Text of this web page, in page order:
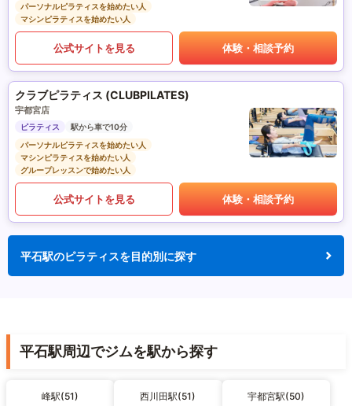
パーソナルピラティスを始めたい人
マシンピラティスを始めたい人
公式サイトを見る 体験・相談予約
クラブピラティス (CLUBPILATES)
宇都宮店
ピラティス
駅から車で10分
パーソナルピラティスを始めたい人
マシンピラティスを始めたい人
グループレッスンで始めたい人
公式サイトを見る 体験・相談予約
平石駅のピラティスを目的別に探す
平石駅周辺でジムを駅から探す
峰駅(51) 西川田駅(51) 宇都宮駅(50)